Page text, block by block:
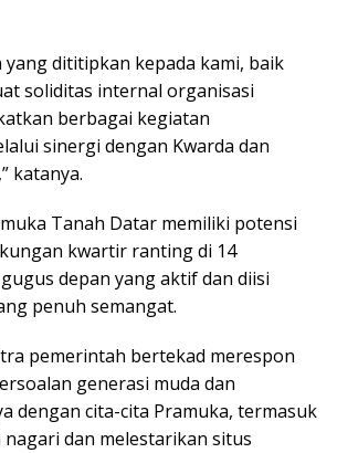
yang dititipkan kepada kami, baik
soliditas internal organisasi
berbagai kegiatan
sinergi dengan Kwarda dan
katanya.
Tanah Datar memiliki potensi
kwartir ranting di 14
depan yang aktif dan diisi
penuh semangat.
pemerintah bertekad merespon
generasi muda dan
dengan cita-cita Pramuka, termasuk
dan melestarikan situs